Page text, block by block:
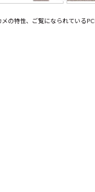
の特性、ご覧になられている